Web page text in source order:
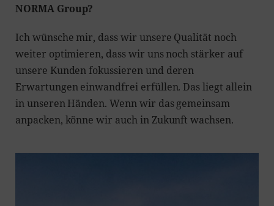
NORMA Group?
Ich wünsche mir, dass wir unsere Qualität noch
weiter optimieren, dass wir uns noch stärker auf
unsere Kunden fokussieren und deren
Erwartungen einwandfrei erfüllen. Das liegt allein
in unseren Händen. Wenn wir das gemeinsam
anpacken, könne wir auch in Zukunft wachsen.